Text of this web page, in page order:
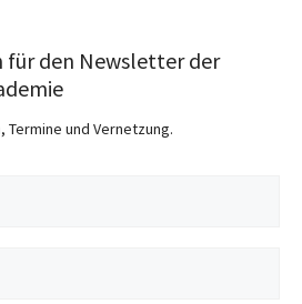
für den Newsletter der
und Vernetzung.